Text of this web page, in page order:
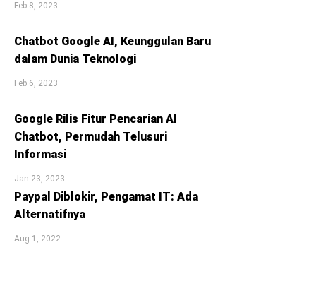
Feb 8, 2023
Chatbot Google AI, Keunggulan Baru
dalam Dunia Teknologi
Feb 6, 2023
Google Rilis Fitur Pencarian AI
Chatbot, Permudah Telusuri
Informasi
Jan 23, 2023
Paypal Diblokir, Pengamat IT: Ada
Alternatifnya
Aug 1, 2022